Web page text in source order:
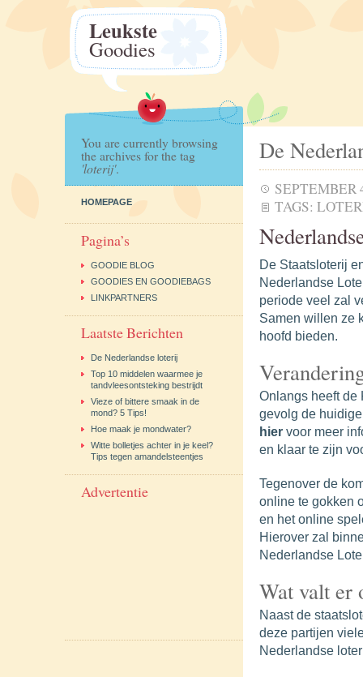
Leukste
Goodies
De
SEPTEMBER
TAGS:
De Staatsloterij
Nederlandse
periode veel zal
Samen willen ze
hoofd bieden.
Onlangs heeft de
gevolg de
hier voor meer
en klaar te zijn
Tegenover de
online te gokken
en het online
Hierover zal
Nederlandse
Wat valt er
Naast de
deze partijen
Nederlandse
You are currently browsing
the archives for the tag
'loterij'.
HOMEPAGE
Pagina’s
GOODIE BLOG
GOODIES EN GOODIEBAGS
LINKPARTNERS
Laatste Berichten
De Nederlandse loterij
Top 10 middelen waarmee je
tandvleesontsteking bestrijdt
Vieze of bittere smaak in de
mond? 5 Tips!
Hoe maak je mondwater?
Witte bolletjes achter in je keel?
Tips tegen amandelsteentjes
Advertentie